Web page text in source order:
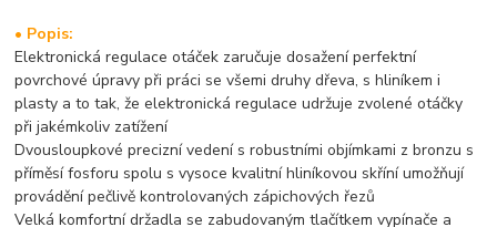
• Popis:
Elektronická regulace otáček zaručuje dosažení perfektní
povrchové úpravy při práci se všemi druhy dřeva, s hliníkem i
plasty a to tak, že elektronická regulace udržuje zvolené otáčky
při jakémkoliv zatížení
Dvousloupkové precizní vedení s robustními objímkami z bronzu s
příměsí fosforu spolu s vysoce kvalitní hliníkovou skříní umožňují
provádění pečlivě kontrolovaných zápichových řezů
Velká komfortní držadla se zabudovaným tlačítkem vypínače a